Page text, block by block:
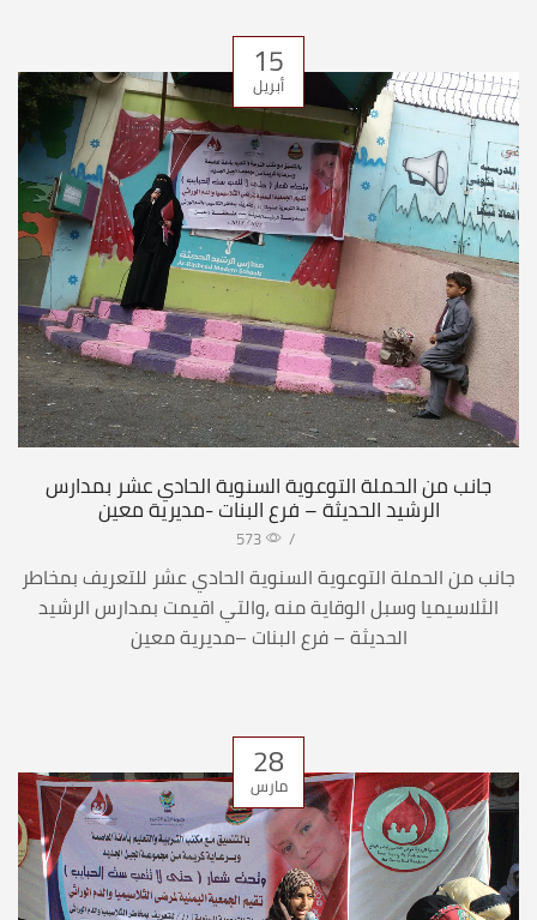
15
أبريل
جانب من الحملة التوعوية السنوية الحادي عشر بمدارس
الرشيد الحديثة – فرع البنات -مديرية معين
/
573
جانب من الحملة التوعوية السنوية الحادي عشر للتعريف بمخاطر
الثلاسيميا وسبل الوقاية منه ،والتي اقيمت بمدارس الرشيد
الحديثة – فرع البنات –مديرية معين
28
مارس